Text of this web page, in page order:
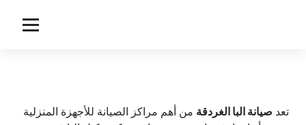
ا
توكيل صيانة البا
تعد صيانة البا الغردقةمن أهم مراكز الصيانة للأجهزة المنزلية